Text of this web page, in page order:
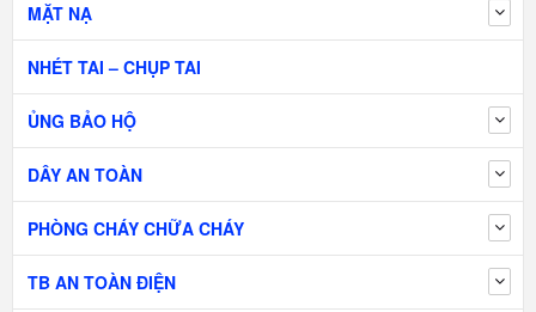
MẶT NẠ
NHÉT TAI – CHỤP TAI
ỦNG BẢO HỘ
DÂY AN TOÀN
PHÒNG CHÁY CHỮA CHÁY
TB AN TOÀN ĐIỆN